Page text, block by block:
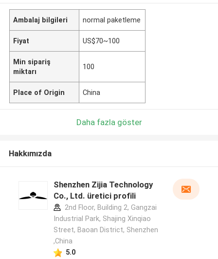
Ambalaj bilgileri normal paketleme
Fiyat US$70~100
Min sipariş
miktarı
100
Place of Origin China
Daha fazla göster
Hakkımızda
Shenzhen Zijia Technology
Co., Ltd. üretici profili
2nd Floor, Building 2, Gangzai
Industrial Park, Shajing Xinqiao
Street, Baoan District, Shenzhen
,China
5.0